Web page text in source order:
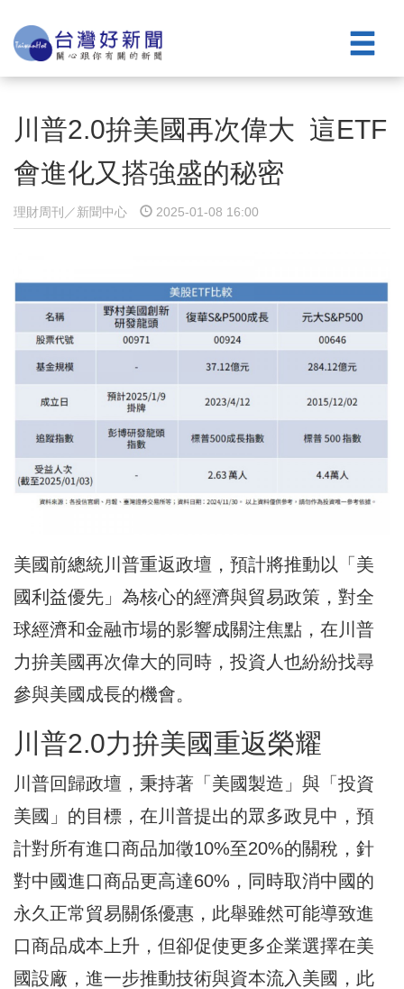
川普2.0拚美國再次偉大 這ETF
會進化又搭強盛的秘密
理財周刊／新聞中心 2025-01-08 16:00
美國前總統川普重返政壇，預計將推動以「美
國利益優先」為核心的經濟與貿易政策，對全
球經濟和金融市場的影響成關注焦點，在川普
力拚美國再次偉大的同時，投資人也紛紛找尋
參與美國成長的機會。
川普2.0力拚美國重返榮耀
川普回歸政壇，秉持著「美國製造」與「投資
美國」的目標，在川普提出的眾多政見中，預
計對所有進口商品加徵10%至20%的關稅，針
對中國進口商品更高達60%，同時取消中國的
永久正常貿易關係優惠，此舉雖然可能導致進
口商品成本上升，但卻促使更多企業選擇在美
國設廠，進一步推動技術與資本流入美國，此